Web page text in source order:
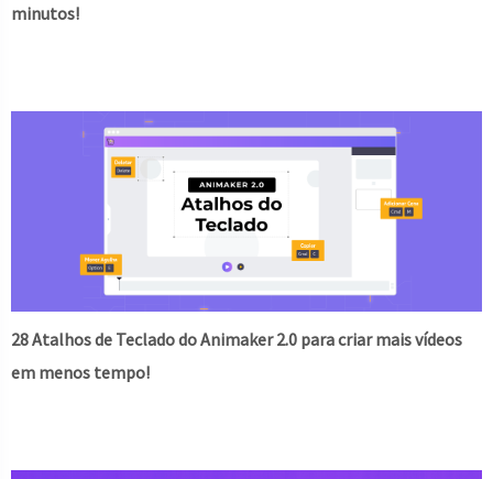
minutos!
28 Atalhos de Teclado do Animaker 2.0 para criar mais vídeos
em menos tempo!